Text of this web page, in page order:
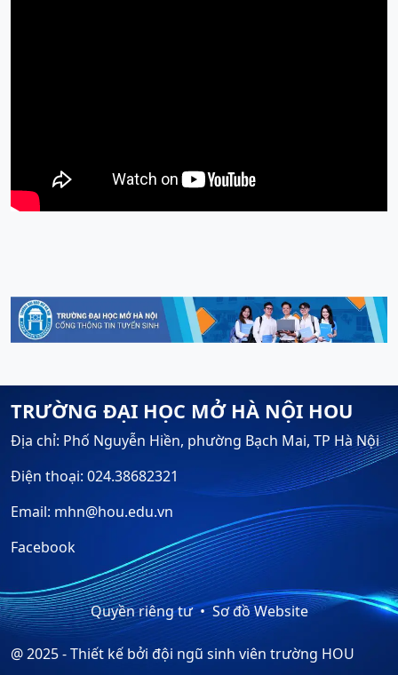
TRƯỜNG ĐẠI HỌC MỞ HÀ NỘI HOU
Địa chỉ: Phố Nguyễn Hiền, phường Bạch Mai, TP Hà Nội
Điện thoại: 024.38682321
Email: mhn@hou.edu.vn
Facebook
Quyền riêng tư Sơ đồ Website
@ 2025 - Thiết kế bởi đội ngũ sinh viên trường HOU